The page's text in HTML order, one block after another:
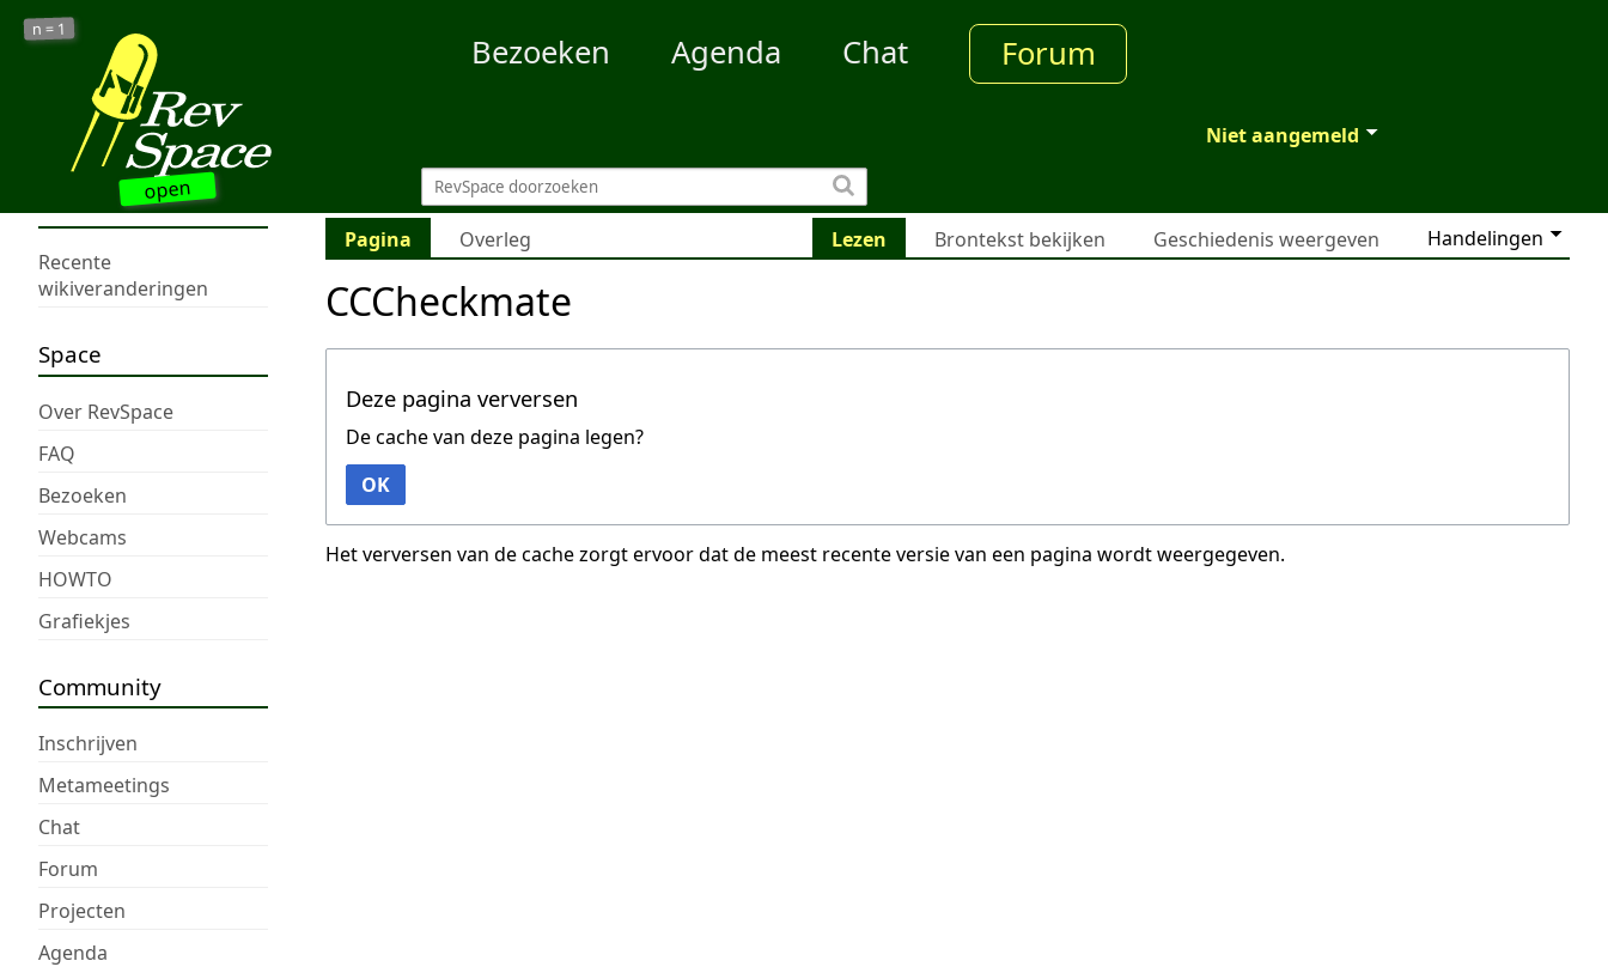
open
n = 1
Bezoeken Agenda Chat Forum
Niet aangemeld
Recente
wikiveranderingen
Space
Over RevSpace
FAQ
Bezoeken
Webcams
HOWTO
Grafiekjes
Community
Inschrijven
Metameetings
Chat
Forum
Projecten
Agenda
Pagina Overleg Handelingen
Lezen Brontekst bekijken Geschiedenis weergeven
CCCheckmate
Deze pagina verversen
De cache van deze pagina legen?
OK
Het verversen van de cache zorgt ervoor dat de meest recente versie van een pagina wordt weergegeven.